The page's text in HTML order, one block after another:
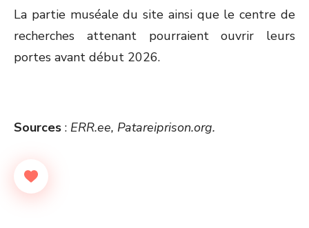
La partie muséale du site ainsi que le centre de
recherches attenant pourraient ouvrir leurs
portes avant début 2026.
Sources : ERR.ee, Patareiprison.org.